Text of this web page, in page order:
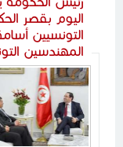
اليوم بقصر
التونسيين
المهندسين